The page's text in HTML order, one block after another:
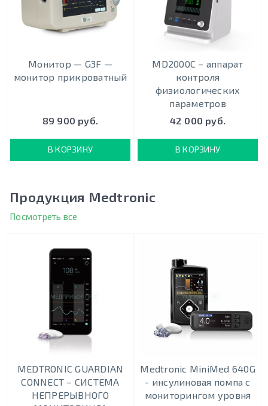
Монитор — G3F —
монитор прикроватный
89 900 руб.
В КОРЗИНУ
MD2000С – аппарат
контроля
физиологических
параметров
42 000 руб.
В КОРЗИНУ
Продукция Medtronic
Посмотреть все
MEDTRONIC GUARDIAN
CONNECT – СИСТЕМА
НЕПРЕРЫВНОГО
Medtronic MiniMed 640G
- инсулиновая помпа с
мониторингом уровня